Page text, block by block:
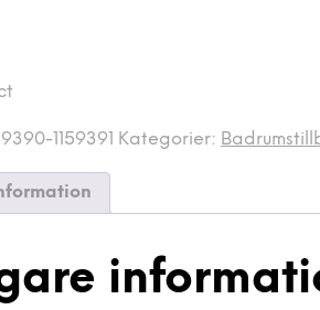
1159391 Kategorier: